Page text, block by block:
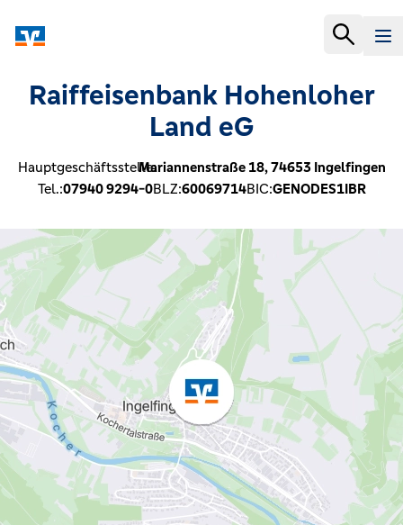
Raiffeisenbank Hohenloher
Land eG
Hauptgeschäftsstelle:Mariannenstraße 18,74653 Ingelfingen
Tel.:07940 9294-0BLZ:60069714BIC:GENODES1IBR